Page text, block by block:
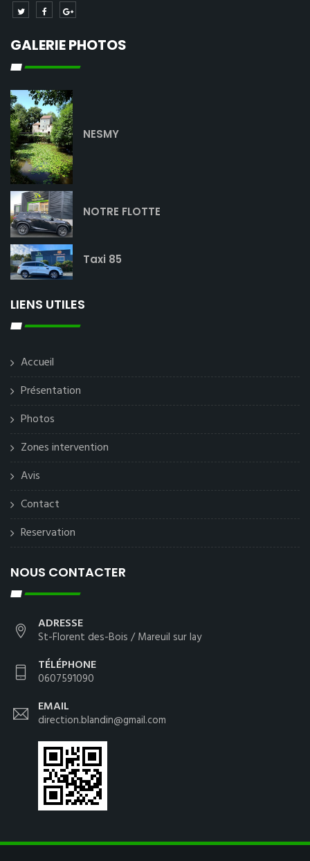
GALERIE PHOTOS
NESMY
NOTRE FLOTTE
Taxi 85
LIENS UTILES
Accueil
Présentation
Photos
Zones intervention
Avis
Contact
Reservation
NOUS CONTACTER
ADRESSE
St-Florent des-Bois / Mareuil sur lay
TÉLÉPHONE
0607591090
EMAIL
direction.blandin@gmail.com